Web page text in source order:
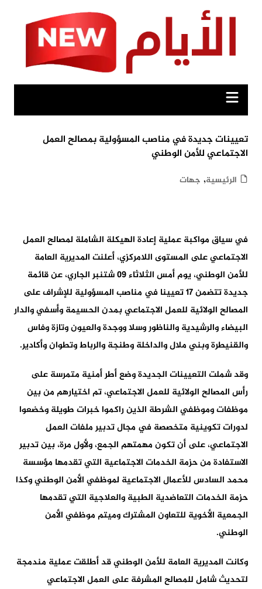
تعيينات جديدة في مناصب المسؤولية بمصالح العمل
الاجتماعي للأمن الوطني
الرئيسية, جهات
في سياق مواكبة عملية إعادة الهيكلة الشاملة لمصالح العمل
الاجتماعي على المستوى اللامركزي، أعلنت المديرية العامة
للأمن الوطني، يوم أمس الثلاثاء 09 شتنبر الجاري، عن قائمة
جديدة تتضمن 17 تعيينا في مناصب المسؤولية للإشراف على
المصالح الولائية للعمل الاجتماعي بمدن الحسيمة وأسفي والدار
البيضاء والرشيدية والناظور وسلا ووجدة والعيون وتازة وفاس
والقنيطرة وبني ملال والداخلة وطنجة والرباط وتطوان وأكادير.
وقد شملت التعيينات الجديدة وضع أطر أمنية متمرسة على
رأس المصالح الولائية للعمل الاجتماعي، تم اختيارهم من بين
موظفات وموظفي الشرطة الذين راكموا خبرات طويلة وخضعوا
لدورات تكوينية متخصصة في مجال تدبير ملفات العمل
الاجتماعي، على أن تكون مهمتهم الجمع، ولأول مرة، بين تدبير
الاستفادة من حزمة الخدمات الاجتماعية التي تقدمها مؤسسة
محمد السادس للأعمال الاجتماعية لموظفي الأمن الوطني وكذا
حزمة الخدمات التعاضدية الطبية والعلاجية التي تقدمها
الجمعية الأخوية للتعاون المشترك وميتم موظفي الأمن
الوطني.
وكانت المديرية العامة للأمن الوطني قد أطلقت عملية مندمجة
لتحديث شامل للمصالح المشرفة على العمل الاجتماعي